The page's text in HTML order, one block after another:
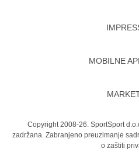
MOBILNE
Copyright 2008-26. SportSport
zadržana. Zabranjeno preuzimanje
o zaštiti